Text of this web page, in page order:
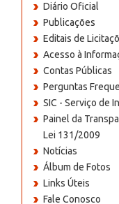
Diário Oficial
Publicações
Editais de
Acesso à
Contas Públicas
Perguntas
SIC - Serviço de
Painel da
Lei 131/2009
Notícias
Álbum de Fotos
Links Úteis
Fale Conosco